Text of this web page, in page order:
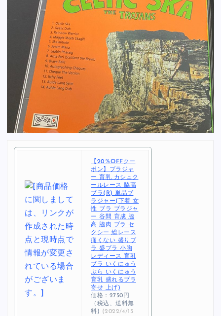
【20％OFFクー
ポン】ブラジャ
ー 育乳 カシュク
ールレース 脇高
ブラ(R) 単品ブ
ラジャー(下着 女
性 ブラ ブラジャ
ー 谷間 育成 脇
高 脇肉 ブラ セ
クシー 総レース
痛くない 盛りブ
ラ 盛ブラ 小胸
レディース 育乳
ブラ いくにゅう
ぶら いくにゅう
育乳 盛れるブラ
寄せ 上げ)
価格：2750円
（税込、送料無
料) (2022/4/15